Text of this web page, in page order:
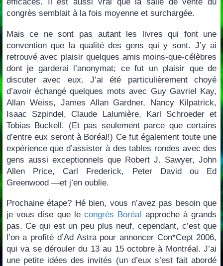
congrès semblait à la fois moyenne et surchargée.
Mais ce ne sont pas autant les livres qui font une
convention que la qualité des gens qui y sont. J’y ai
retrouvé avec plaisir quelques amis moins-que-célèbres
dont je garderai l’anonymat; ce fut un plaisir que de
discuter avec eux. J’ai été particulièrement choyé
d’avoir échangé quelques mots avec Guy Gavriel Kay,
Allan Weiss, James Allan Gardner, Nancy Kilpatrick,
Isaac Szpindel, Claude Lalumière, Karl Schroeder et
Tobias Buckell. (Et pas seulement parce que certains
d’entre eux seront à Boréal!) Ce fut également toute une
expérience que d’assister à des tables rondes avec des
gens aussi exceptionnels que Robert J. Sawyer, John
Allen Price, Carl Frederick, Peter David ou Ed
Greenwood —et j’en oublie.
Prochaine étape? Hé bien, vous n’avez pas besoin que
je vous dise que lecongrès Boréal approche à grands
pas. Ce qui est un peu plus neuf, cependant, c’est que
l’on a profité d’Ad Astra pour annoncer Con*Cept 2006,
qui va se dérouler du 13 au 15 octobre à Montréal. J’ai
une petite idées des invités (un d’eux s’est fait abordé